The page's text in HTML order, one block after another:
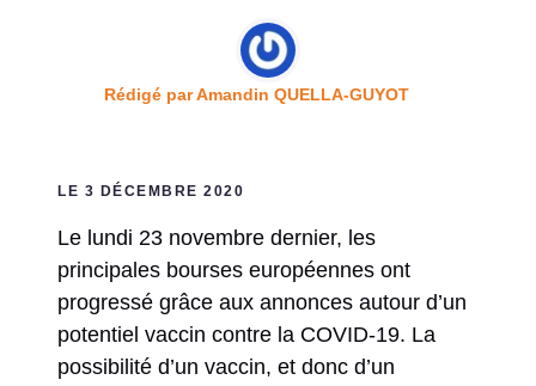
Rédigé parAmandin QUELLA-GUYOT
LE 3 DÉCEMBRE 2020
Le lundi 23 novembre dernier, les
principales bourses européennes ont
progressé grâce aux annonces autour d’un
potentiel vaccin contre la COVID-19. La
possibilité d’un vaccin, et donc d’un